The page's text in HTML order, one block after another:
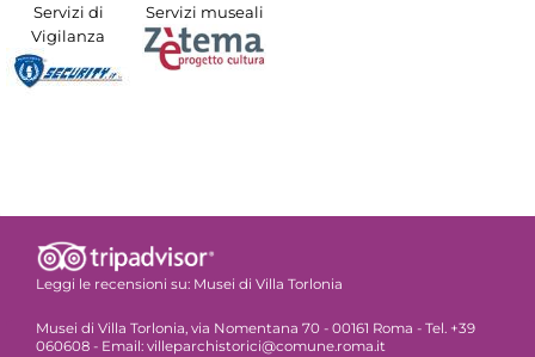
Servizi di
Vigilanza
Servizi museali
Leggi le recensioni su: Musei di Villa Torlonia
Musei di Villa Torlonia, via Nomentana 70 - 00161 Roma - Tel. +39
060608 - Email: villeparchistorici@comune.roma.it